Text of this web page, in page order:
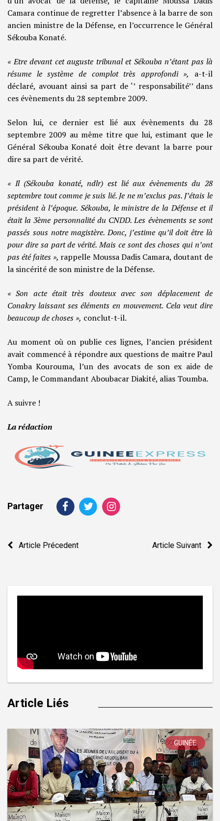
Camara continue de regretter l’absence à la barre de son
ancien ministre de la Défense, en l’occurrence le Général
Sékouba Konaté.
« Etre devant cet auguste tribunal et Sékouba n’étant pas là
résume le système de complot très approfondi »,
a-t-il
déclaré, avouant ainsi sa part de ‘’ responsabilité’’ dans
ces évènements du 28 septembre 2009.
Selon lui, ce dernier est lié aux évènements du 28
septembre 2009 au même titre que lui, estimant que le
Général Sékouba Konaté doit être devant la barre pour
dire sa part de vérité.
« Il (Sékouba konaté, ndlr) est lié aux évènements du 28
septembre tout comme je suis lié. Je ne m’exclus pas. J’étais le
président à l’époque. Sékouba, le ministre de la Défense et il
était la 3ème personnalité du CNDD. Les évènements se sont
passés sous notre magistère. Donc, j’estime qu’il doit être là
pour dire sa part de vérité. Mais ce sont des choses qui n’ont
pas été faites », rappelle Moussa Dadis Camara, doutant de
la sincérité de son ministre de la Défense.
« Son acte était très douteux avec son déplacement de
Conakry laissant ses éléments en mouvement. Cela veut dire
beaucoup de choses », conclut-t-il.
Au moment où on publie ces lignes, l’ancien président
avait commencé à répondre aux questions de maitre Paul
Yomba Kourouma, l’un des avocats de son ex aide de
Camp, le Commandant Aboubacar Diakité, alias Toumba.
A suivre !
La rédaction
Partager
Navigation
Article Précedent Article Suivant
Article Liés
GUINÉE